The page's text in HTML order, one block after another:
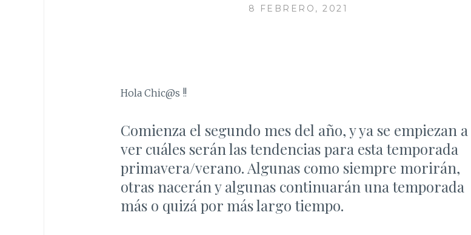
8 FEBRERO, 2021
Hola Chic@s !!
Comienza el segundo mes del año, y ya se empiezan a
ver cuáles serán las tendencias para esta temporada
primavera/verano. Algunas como siempre morirán,
otras nacerán y algunas continuarán una temporada
más o quizá por más largo tiempo.